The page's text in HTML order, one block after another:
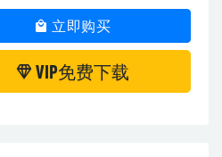
立即购买
VIP免费下载